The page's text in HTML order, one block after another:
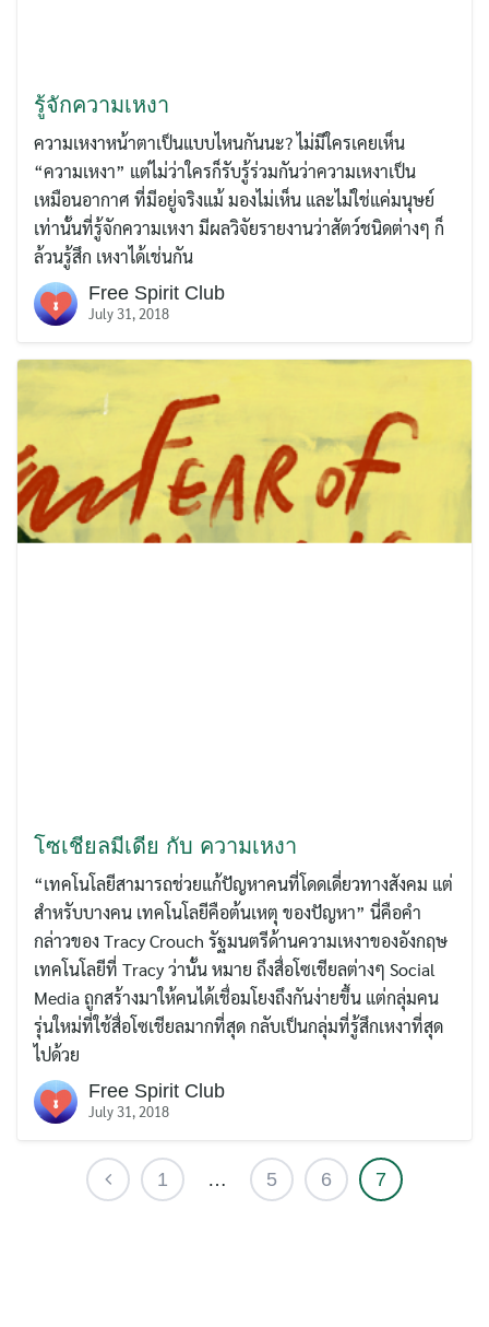
รู้จักความเหงา
ความเหงาหน้าตาเป็นแบบไหนกันนะ? ไม่มีใครเคยเห็น
“ความเหงา” แต่ไม่ว่าใครก็รับรู้ร่วมกันว่าความเหงาเป็น
เหมือนอากาศ ที่มีอยู่จริงแม้ มองไม่เห็น และไม่ใช่แค่มนุษย์
เท่านั้นที่รู้จักความเหงา มีผลวิจัยรายงานว่าสัตว์ชนิดต่างๆ ก็
ล้วนรู้สึก เหงาได้เช่นกัน
Free Spirit Club
July 31, 2018
โซเชียลมีเดีย กับ ความเหงา
“เทคโนโลยีสามารถช่วยแก้ปัญหาคนที่โดดเดี่ยวทางสังคม แต่
สำหรับบางคน เทคโนโลยีคือต้นเหตุ ของปัญหา” นี่คือคำ
กล่าวของ Tracy Crouch รัฐมนตรีด้านความเหงาของอังกฤษ
เทคโนโลยีที่ Tracy ว่านั้น หมาย ถึงสื่อโซเชียลต่างๆ Social
Media ถูกสร้างมาให้คนได้เชื่อมโยงถึงกันง่ายขึ้น แต่กลุ่มคน
รุ่นใหม่ที่ใช้สื่อโซเชียลมากที่สุด กลับเป็นกลุ่มที่รู้สึกเหงาที่สุด
ไปด้วย
Free Spirit Club
July 31, 2018
1 … 5 6 7